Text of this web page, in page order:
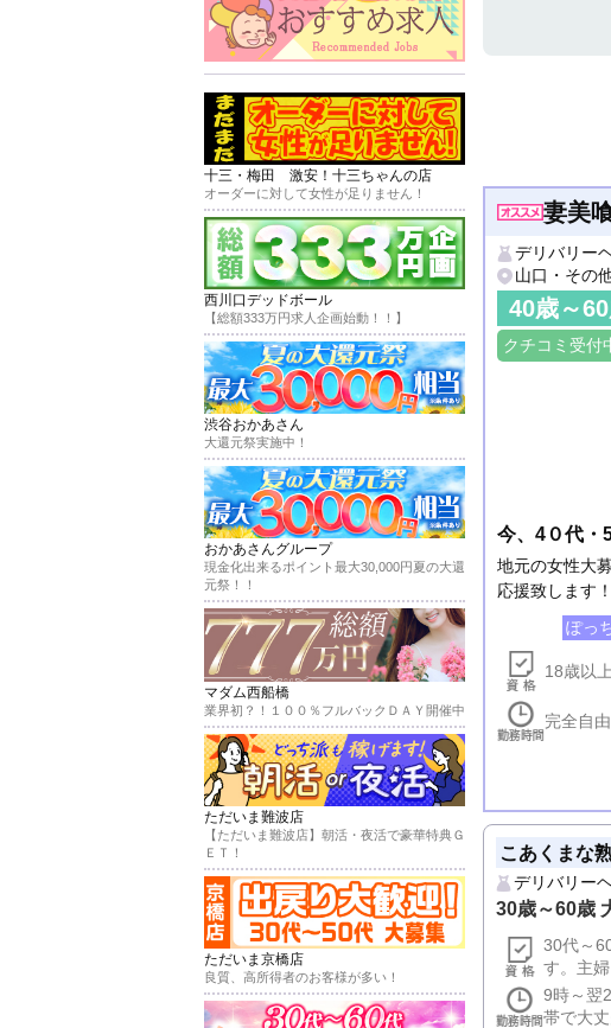
妻美
デリバリー
山口・その
40歳～60
クチコミ受付
今、4０代・
地元の女性大
応援致します
ぽっ
18歳以
完全自
こあくまな
デリバリー
30歳～60歳
30代～
す。主
してい
の方も
9時～翌
帯で大
十三・梅田 激安！十三ちゃんの店
オーダーに対して女性が足りません！
西川口デッドボール
【総額333万円求人企画始動！！】
渋谷おかあさん
大還元祭実施中！
おかあさんグループ
現金化出来るポイント最大30,000円夏の大還
元祭！！
マダム西船橋
業界初？！１００％フルバックＤＡＹ開催中
ただいま難波店
【ただいま難波店】朝活・夜活で豪華特典Ｇ
ＥＴ！
ただいま京橋店
良質、高所得者のお客様が多い！